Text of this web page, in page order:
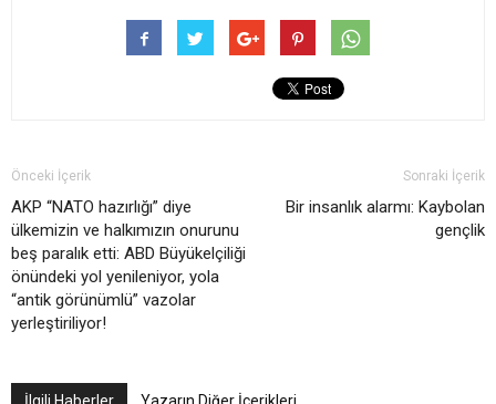
Önceki İçerik
AKP “NATO hazırlığı” diye
ülkemizin ve halkımızın onurunu
beş paralık etti: ABD Büyükelçiliği
önündeki yol yenileniyor, yola
“antik görünümlü” vazolar
yerleştiriliyor!
Sonraki İçerik
Bir insanlık alarmı: Kaybolan
gençlik